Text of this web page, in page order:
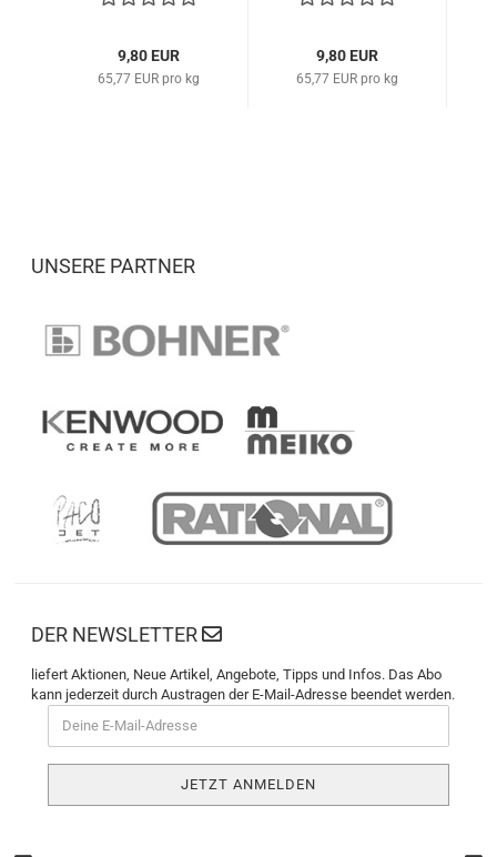
9,80 EUR
65,77 EUR pro kg
9,80 EUR
65,77 EUR pro kg
UNSERE PARTNER
DER NEWSLETTER
liefert Aktionen, Neue Artikel, Angebote, Tipps und Infos. Das Abo
kann jederzeit durch Austragen der E-Mail-Adresse beendet werden.